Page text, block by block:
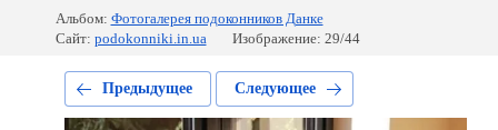
Альбом: Фотогалерея подоконников Данке
Сайт: podokonniki.in.ua Изображение: 29/44
Предыдущее Следующее